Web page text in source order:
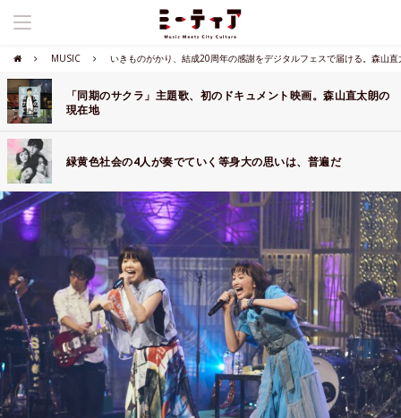
MUSIC いきものがかり、結成20周年の感謝をデジタルフェスで届ける。森山
「同期のサクラ」主題歌、初のドキュメント映画。森山直太朗の
現在地
緑黄色社会の4人が奏でていく等身大の思いは、普遍だ